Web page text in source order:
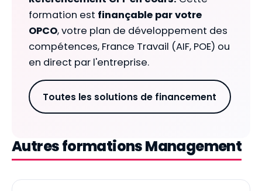
formation est finançable par votre
OPCO, votre plan de développement des
compétences, France Travail (AIF, POE) ou
en direct par l'entreprise.
Toutes les solutions de financement
Autres formations Management